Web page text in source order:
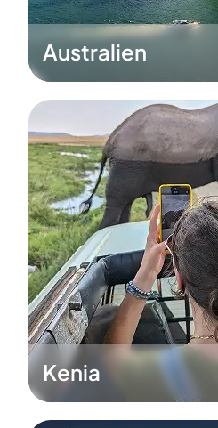
Australien
Kenia